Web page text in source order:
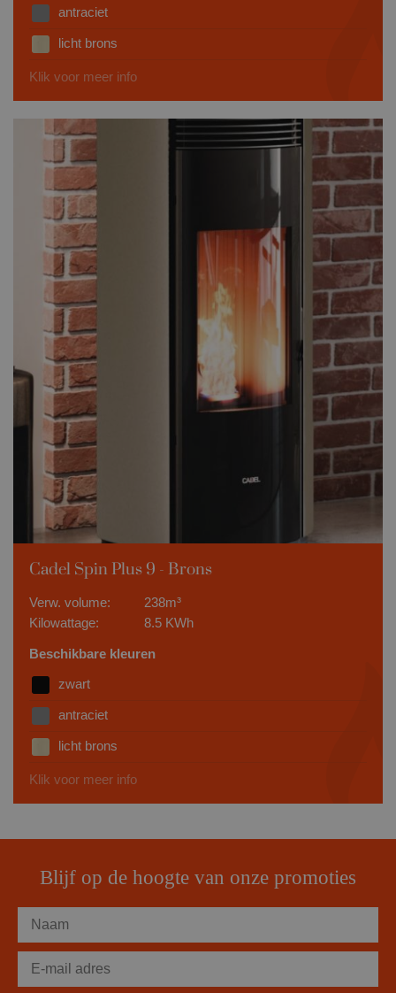
antraciet
licht brons
Klik voor meer info
Cadel Spin Plus 9 - Brons
Verw. volume:
238m³
Kilowattage:
8.5 KWh
Beschikbare kleuren
zwart
antraciet
licht brons
Klik voor meer info
Blijf op de hoogte van onze promoties